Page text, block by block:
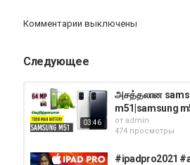
Комментарии выключены
Следующее
03:46
அசத்தலான
m51|samsung
от admin
474 просмотры
#ipadpro2021